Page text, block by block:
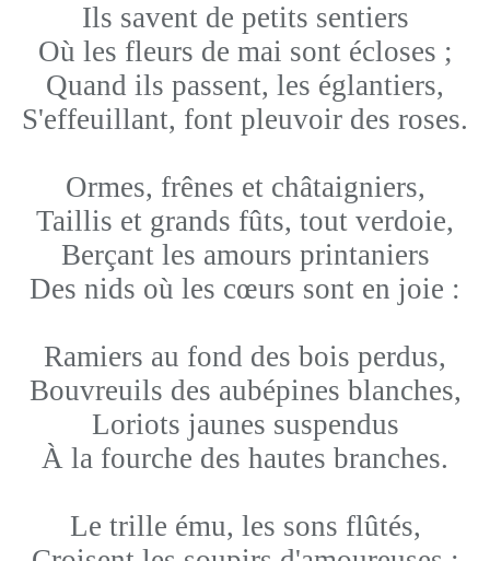
Ils savent de petits sentiers
Où les fleurs de mai sont écloses ;
Quand ils passent, les églantiers,
S'effeuillant, font pleuvoir des roses.
Ormes, frênes et châtaigniers,
Taillis et grands fûts, tout verdoie,
Berçant les amours printaniers
Des nids où les cœurs sont en joie :
Ramiers au fond des bois perdus,
Bouvreuils des aubépines blanches,
Loriots jaunes suspendus
À la fourche des hautes branches.
Le trille ému, les sons flûtés,